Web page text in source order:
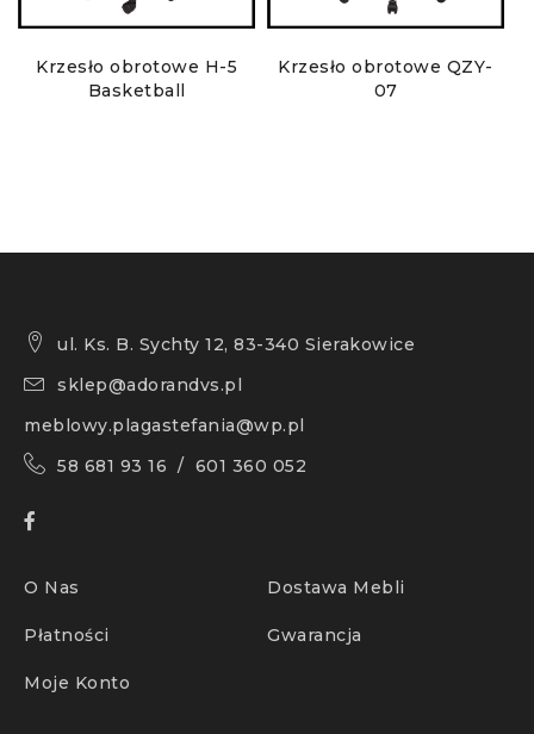
Krzesło obrotowe H-5
Basketball
Krzesło obrotowe QZY-
07
ul. Ks. B. Sychty 12, 83-340 Sierakowice
sklep@adorandvs.pl
meblowy.plagastefania@wp.pl
58 681 93 16 / 601 360 052
O Nas Dostawa Mebli
Płatności Gwarancja
Moje Konto